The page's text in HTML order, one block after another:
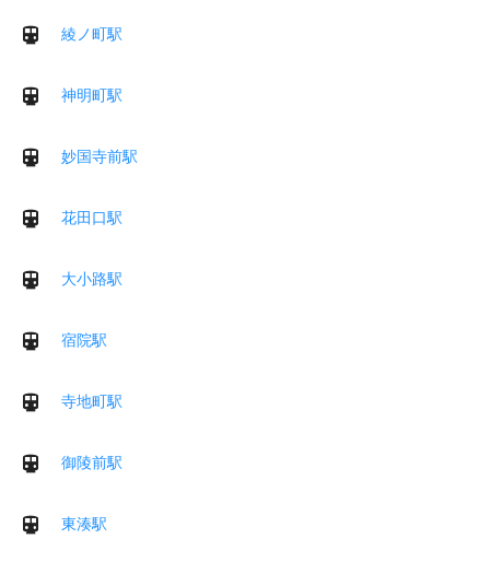
綾ノ町駅
神明町駅
妙国寺前駅
花田口駅
大小路駅
宿院駅
寺地町駅
御陵前駅
東湊駅